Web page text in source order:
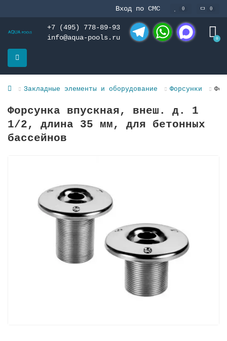
Вход по СМС 0 0
+7 (495) 778-89-93
info@aqua-pools.ru
0
Закладные элементы и оборудование Форсунки
Форсунка впускная, внеш. д. 1
1/2, длина 35 мм, для бетонных
бассейнов